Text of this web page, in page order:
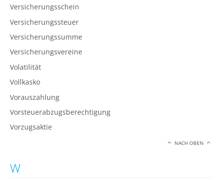
Versicherungsschein
Versicherungssteuer
Versicherungssumme
Versicherungsvereine
Volatilität
Vollkasko
Vorauszahlung
Vorsteuerabzugsberechtigung
Vorzugsaktie
NACH OBEN
W